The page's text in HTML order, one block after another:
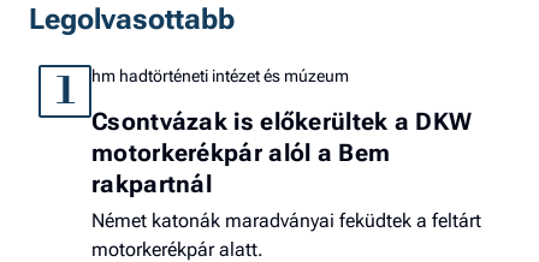
Legolvasottabb
1 hm hadtörténeti intézet és múzeum
Csontvázak is előkerültek a DKW
motorkerékpár alól a Bem
rakpartnál
Német katonák maradványai feküdtek a feltárt
motorkerékpár alatt.